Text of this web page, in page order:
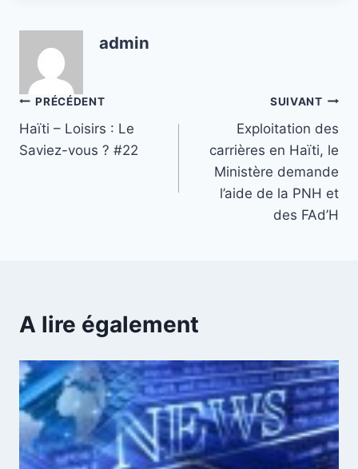
admin
Navigation
de
PRÉCÉDENT
Haïti – Loisirs : Le
Saviez-vous ? #22
SUIVANT
Exploitation des
carrières en Haïti, le
Ministère demande
l’aide de la PNH et
des FAd’H
A lire également